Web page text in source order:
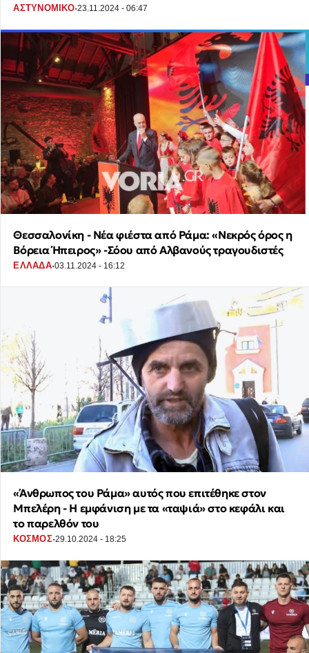
ΑΣΤΥΝΟΜΙΚΟ·23.11.2024 - 06:47
Θεσσαλονίκη - Νέα φιέστα από Ράμα: «Νεκρός όρος η
Βόρεια Ήπειρος» -Σόου από Αλβανούς τραγουδιστές
ΕΛΛΑΔΑ·03.11.2024 - 16:12
«Άνθρωπος του Ράμα» αυτός που επιτέθηκε στον
Μπελέρη - Η εμφάνιση με τα «ταψιά» στο κεφάλι και
το παρελθόν του
ΚΟΣΜΟΣ·29.10.2024 - 18:25